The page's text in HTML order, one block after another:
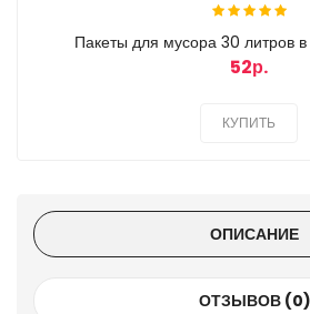
Пакеты для мусора 30 литров
52р.
КУПИТЬ
ОПИСАНИЕ
ОТЗЫВОВ (0)